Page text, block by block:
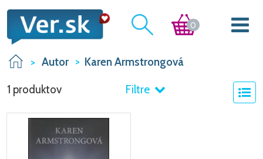
0
Autor Karen Armstrongová
1 produktov Filtre